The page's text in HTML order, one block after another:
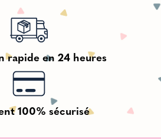
rapide en 24 heures
100% sécurisé